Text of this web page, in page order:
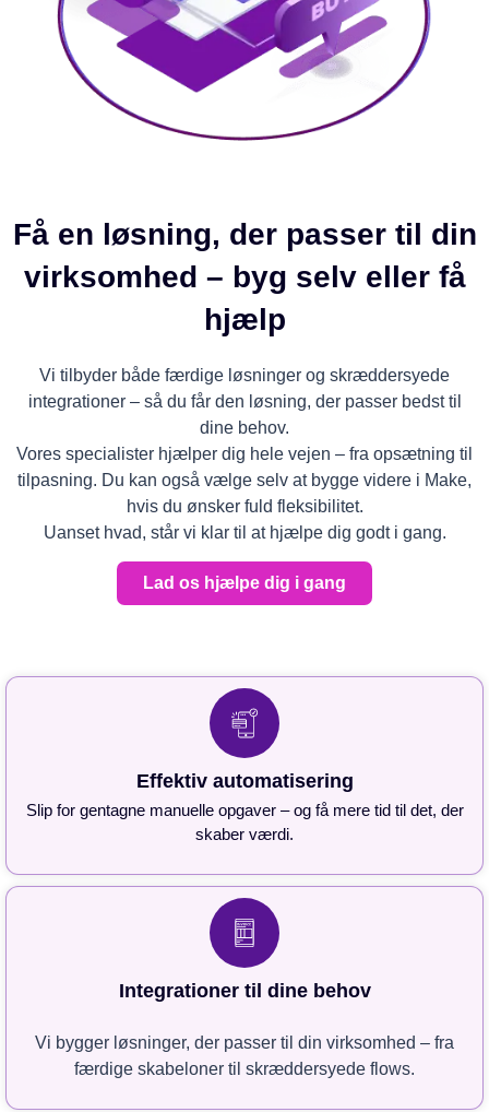
Få en løsning, der passer til din
virksomhed – byg selv eller få
hjælp
Vi tilbyder både færdige løsninger og skræddersyede
integrationer – så du får den løsning, der passer bedst til
dine behov.
Vores specialister hjælper dig hele vejen – fra opsætning til
tilpasning. Du kan også vælge selv at bygge videre i Make,
hvis du ønsker fuld fleksibilitet.
Uanset hvad, står vi klar til at hjælpe dig godt i gang.
Lad os hjælpe dig i gang
Effektiv automatisering
Slip for gentagne manuelle opgaver – og få mere tid til det, der
skaber værdi.
Integrationer til dine behov
Vi bygger løsninger, der passer til din virksomhed – fra
færdige skabeloner til skræddersyede flows.